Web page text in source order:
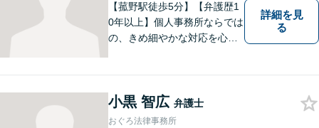
【菰野駅徒歩5分】【弁護歴1
0年以上】個人事務所ならでは
の、きめ細やかな対応を心が
行います！【完全個室】
詳細を見
る
小黒 智広 弁護士
おぐろ法律事務所